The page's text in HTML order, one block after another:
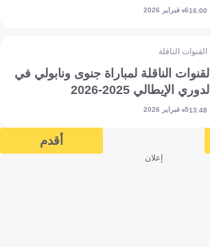
16:006 فبراير 2026
القنوات الناقلة
القنوات الناقلة لمباراة جنوى ونابولي في
الدوري الإيطالي 2025-2026
13:485 فبراير 2026
أقدم
إعلان